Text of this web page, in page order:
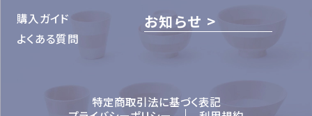
購入ガイド
よくある質問
お知らせ
特定商取引法に基づく表記